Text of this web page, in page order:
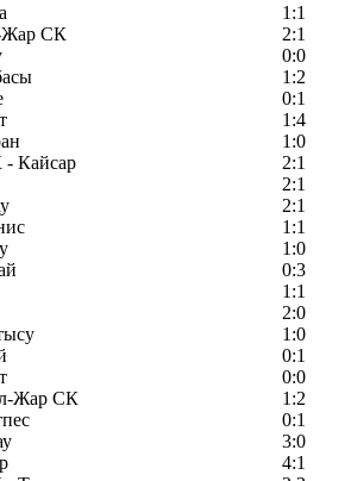
1:1
Жар СК
2:1
0:0
1:2
0:1
1:4
1:0
Кайсар
2:1
2:1
2:1
1:1
1:0
0:3
1:1
2:0
1:0
0:1
0:0
Жар СК
1:2
0:1
3:0
4:1